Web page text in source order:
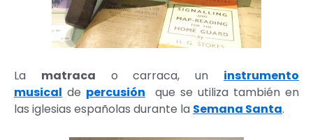
La matraca o carraca, un instrumento
musical de percusión que se utiliza también en
las iglesias españolas durante la Semana Santa.